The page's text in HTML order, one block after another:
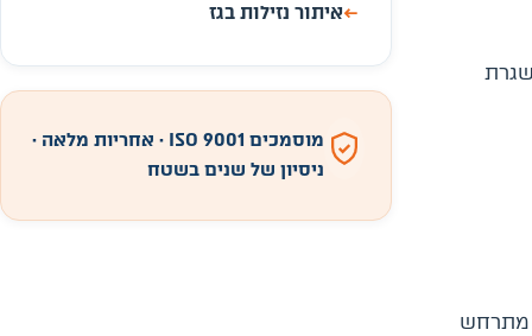
מתרחש
←איתור נזילות בגז
מוסמכים ISO 9001 · אחריות מלאה ·
ניסיון של שנים בשטח